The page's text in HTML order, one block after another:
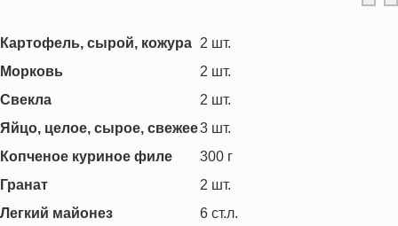
Картофель, сырой, кожура 2 шт.
Морковь
2 шт.
Свекла
2 шт.
Яйцо, целое, сырое, свежее3 шт.
Копченое куриное филе
300 г
Гранат
2 шт.
Легкий майонез
6 ст.л.